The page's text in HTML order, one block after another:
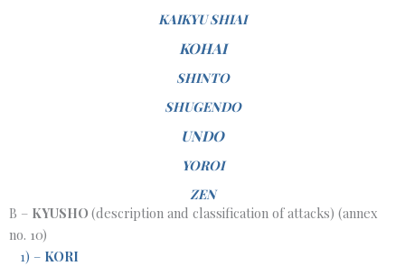
KAIKYU SHIAI
KOHAI
SHINTO
SHUGENDO
UNDO
YOROI
ZEN
B – KYUSHO (description and classification of attacks) (annex
no. 10)
1) – KORI